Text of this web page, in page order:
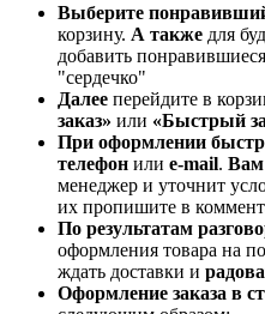
Выберите
корзину. А также для
добавить
"сердечко"
Далее перейдите в
заказ» или «Быстрый
При оформлении
телефон или e-mail. Вам
менеджер и уточнит
их пропишите в
По результатам
оформления товара на
ждать доставки и
Оформление заказа в